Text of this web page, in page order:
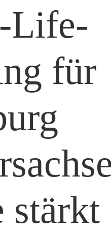
Life-
für
stärkt